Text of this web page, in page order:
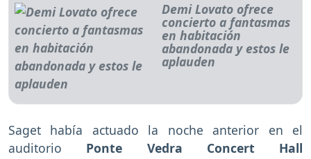
Demi Lovato ofrece
concierto a fantasmas
en habitación
abandonada y estos le
aplauden
Saget había actuado la noche anterior en el
auditorio Ponte Vedra Concert Hall